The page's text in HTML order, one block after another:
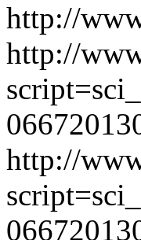
http://
http://
http://